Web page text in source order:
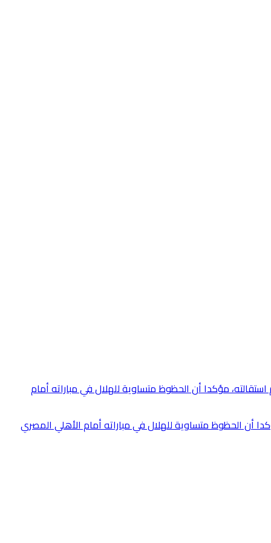
أن الحظوظ متساوية للهلال في مباراته أمام الأهلي المصري